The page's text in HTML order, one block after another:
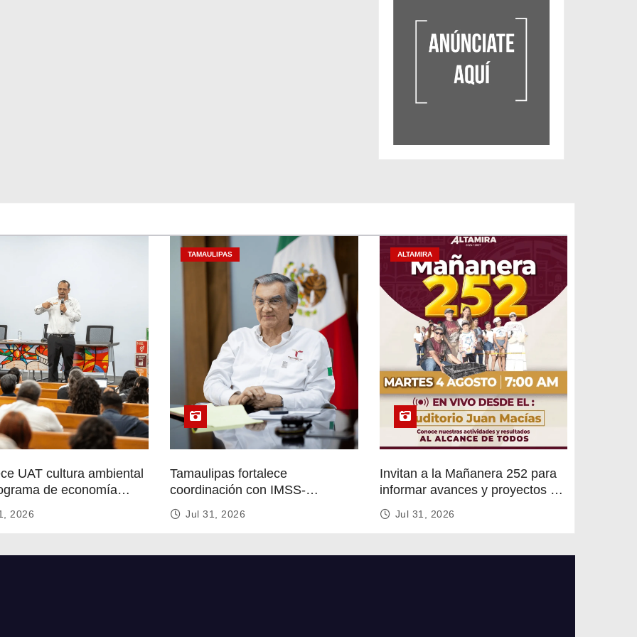
UAT cultura ambiental
de economía
2026
TAMAULIPAS
Tamaulipas fortalece
coordinación con IMSS-
Bienestar para mejorar servicios
de salud
Jul 31, 2026
ALTAMIRA
Invitan a la Mañanera 252 para
informar avances y proyectos de
Altamira
Jul 31, 2026